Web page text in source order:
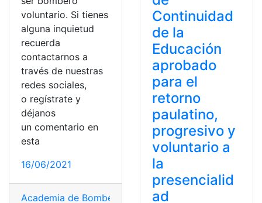
voluntario. Si tienes
alguna inquietud
recuerda
contactarnos a
través de nuestras
redes sociales,
o regístrate y
déjanos
un comentario en
esta
16/06/2021
Academia de Bomberos Clases,Clases presenciales
Continuidad
de la
Educación
aprobado
para el
retorno
paulatino,
progresivo y
voluntario a
la
presencialid
ad